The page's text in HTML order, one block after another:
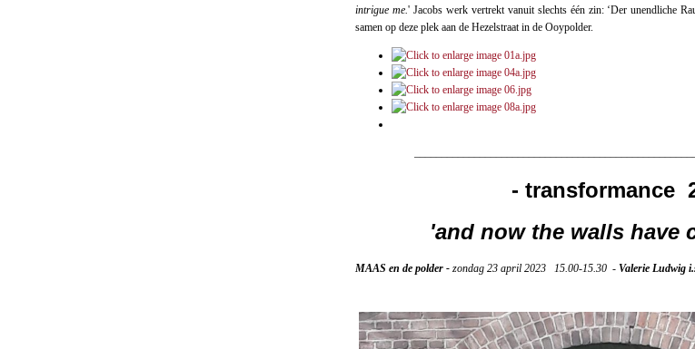
intrigue me.' Jacobs werk vertrekt vanuit slechts één zin: ‘Der unendliche
samen op deze plek aan de Hezelstraat in de Ooypolder.
- transformance
'and now the walls have
MAAS en de polder - zondag 23 april 2023 15.00-15.30 - Valerie Ludwig